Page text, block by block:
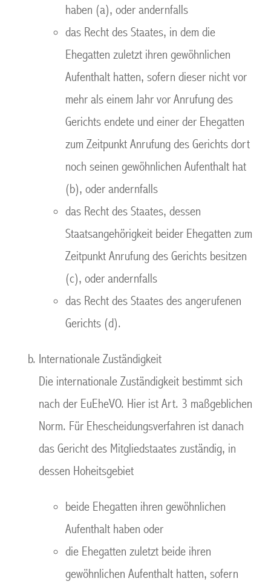
haben (a), oder andernfalls
das Recht des Staates, in dem die
Ehegatten zuletzt ihren gewöhnlichen
Aufenthalt hatten, sofern dieser nicht vor
mehr als einem Jahr vor Anrufung des
Gerichts endete und einer der Ehegatten
zum Zeitpunkt Anrufung des Gerichts dort
noch seinen gewöhnlichen Aufenthalt hat
(b), oder andernfalls
das Recht des Staates, dessen
Staatsangehörigkeit beider Ehegatten zum
Zeitpunkt Anrufung des Gerichts besitzen
(c), oder andernfalls
das Recht des Staates des angerufenen
Gerichts (d).
Internationale Zuständigkeit
Die internationale Zuständigkeit bestimmt sich
nach der EuEheVO. Hier ist Art. 3 maßgeblichen
Norm. Für Ehescheidungsverfahren ist danach
das Gericht des Mitgliedstaates zuständig, in
dessen Hoheitsgebiet
beide Ehegatten ihren gewöhnlichen
Aufenthalt haben oder
die Ehegatten zuletzt beide ihren
gewöhnlichen Aufenthalt hatten, sofern